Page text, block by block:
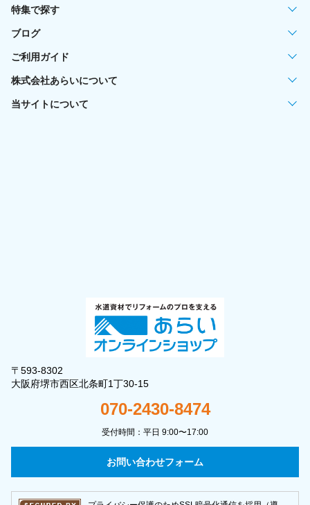
特集で探す
ブログ
ご利用ガイド
株式会社あらいについて
当サイトについて
〒593-8302
大阪府堺市西区北条町1丁30-15
070-2430-8474
受付時間：平日 9:00〜17:00
お問い合わせフォーム